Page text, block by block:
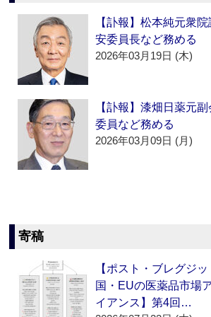
【訃報】松本純元衆
安委員長など務める
2026年03月19日 (木)
【訃報】漆畑日薬元
委員など務める
2026年03月09日 (月)
寄稿
【ポスト・ブレグジ
国・EUの医薬品市場
イアンス】第4回…